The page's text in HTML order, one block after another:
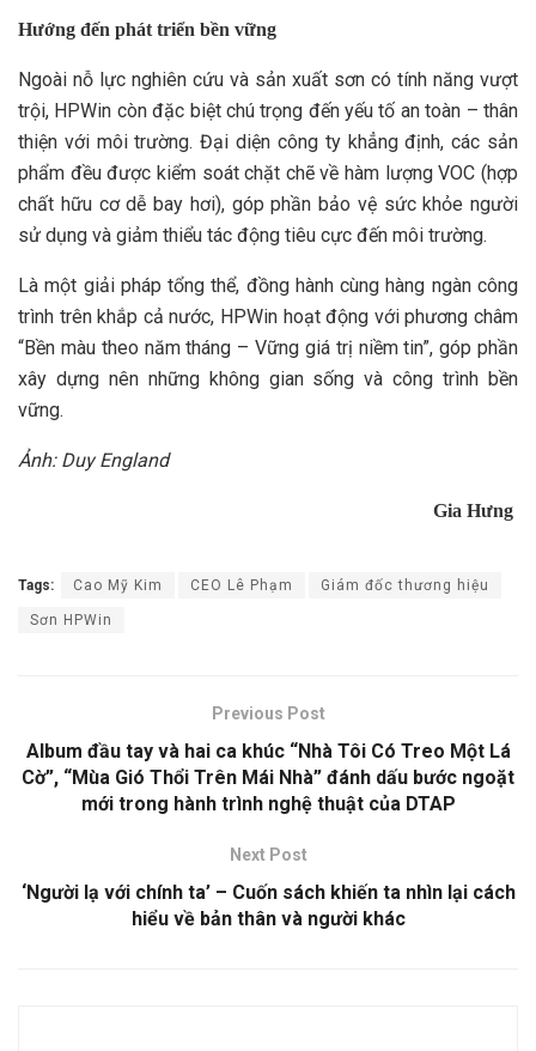
Hướng đến phát triển bền vững
Ngoài nỗ lực nghiên cứu và sản xuất sơn có tính năng vượt
trội, HPWin còn đặc biệt chú trọng đến yếu tố an toàn – thân
thiện với môi trường. Đại diện công ty khẳng định, các sản
phẩm đều được kiểm soát chặt chẽ về hàm lượng VOC (hợp
chất hữu cơ dễ bay hơi), góp phần bảo vệ sức khỏe người
sử dụng và giảm thiểu tác động tiêu cực đến môi trường.
Là một giải pháp tổng thể, đồng hành cùng hàng ngàn công
trình trên khắp cả nước, HPWin hoạt động với phương châm
“Bền màu theo năm tháng – Vững giá trị niềm tin”, góp phần
xây dựng nên những không gian sống và công trình bền
vững.
Ảnh: Duy England
Gia Hưng
Tags: Cao Mỹ Kim CEO Lê Phạm Giám đốc thương hiệu
Sơn HPWin
Previous Post
Album đầu tay và hai ca khúc “Nhà Tôi Có Treo Một Lá
Cờ”, “Mùa Gió Thổi Trên Mái Nhà” đánh dấu bước ngoặt
mới trong hành trình nghệ thuật của DTAP
Next Post
‘Người lạ với chính ta’ – Cuốn sách khiến ta nhìn lại cách
hiểu về bản thân và người khác